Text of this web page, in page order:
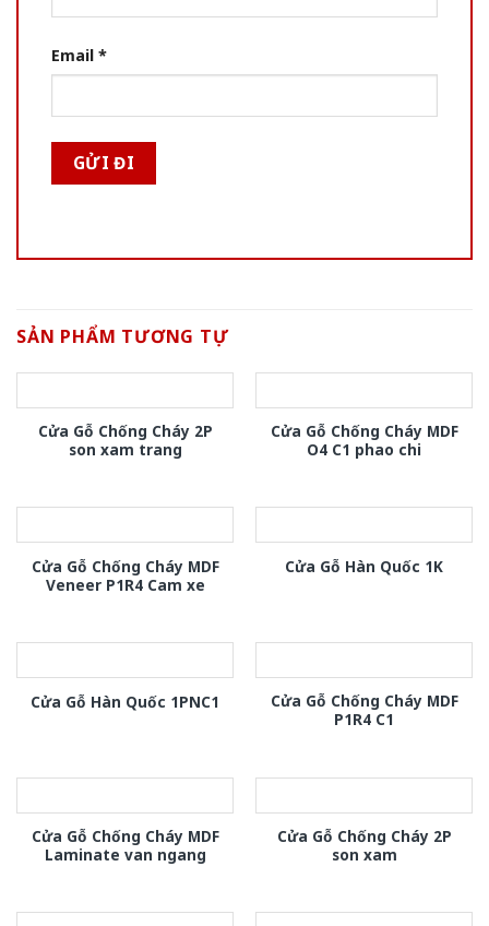
Email *
SẢN PHẨM TƯƠNG TỰ
Cửa Gỗ Chống Cháy 2P
son xam trang
Cửa Gỗ Chống Cháy MDF
O4 C1 phao chi
Cửa Gỗ Chống Cháy MDF
Veneer P1R4 Cam xe
Cửa Gỗ Hàn Quốc 1K
Cửa Gỗ Hàn Quốc 1PNC1
Cửa Gỗ Chống Cháy MDF
P1R4 C1
Cửa Gỗ Chống Cháy MDF
Laminate van ngang
Cửa Gỗ Chống Cháy 2P
son xam